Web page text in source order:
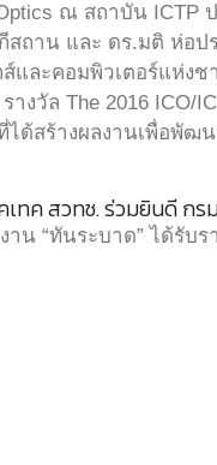
ณ สถาบัน
สถาน และ ดร.มติ ห่อ
และคอมพิวเตอร์แห่ง
งวัล The 2016 ICO/
ด้สร้างผลงานเพื่อพัฒ
เทค สวทช. ร่วมยินดี กร
าน “ทันระบาด” ได้รับ